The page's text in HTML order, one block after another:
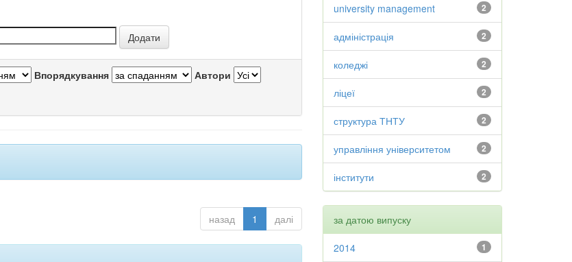
Впорядкування Автори
назад 1 далі
2
university management
2
адміністрація
2
коледжі
2
ліцеї
2
структура ТНТУ
2
управління університетом
2
інститути
за датою випуску
1
2014